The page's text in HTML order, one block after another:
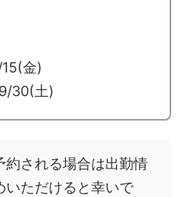
金)
30(土)
約される場合は出勤情
いただけると幸いで